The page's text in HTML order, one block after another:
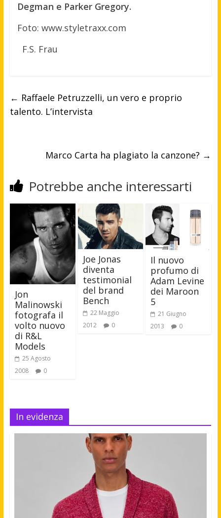
Degman e Parker Gregory.
Foto: www.styletraxx.com
F.S. Frau
← Raffaele Petruzzelli, un vero e proprio
talento. L’intervista
Marco Carta ha plagiato la canzone? →
Potrebbe anche interessarti
Jon
Malinowski
fotografa il
volto nuovo
di R&L
Models
25 Agosto
2008
0
Joe Jonas
diventa
testimonial
del brand
Bench
22 Maggio
2012
0
Il nuovo
profumo di
Adam Levine
dei Maroon
5
21 Giugno
2013
0
In evidenza